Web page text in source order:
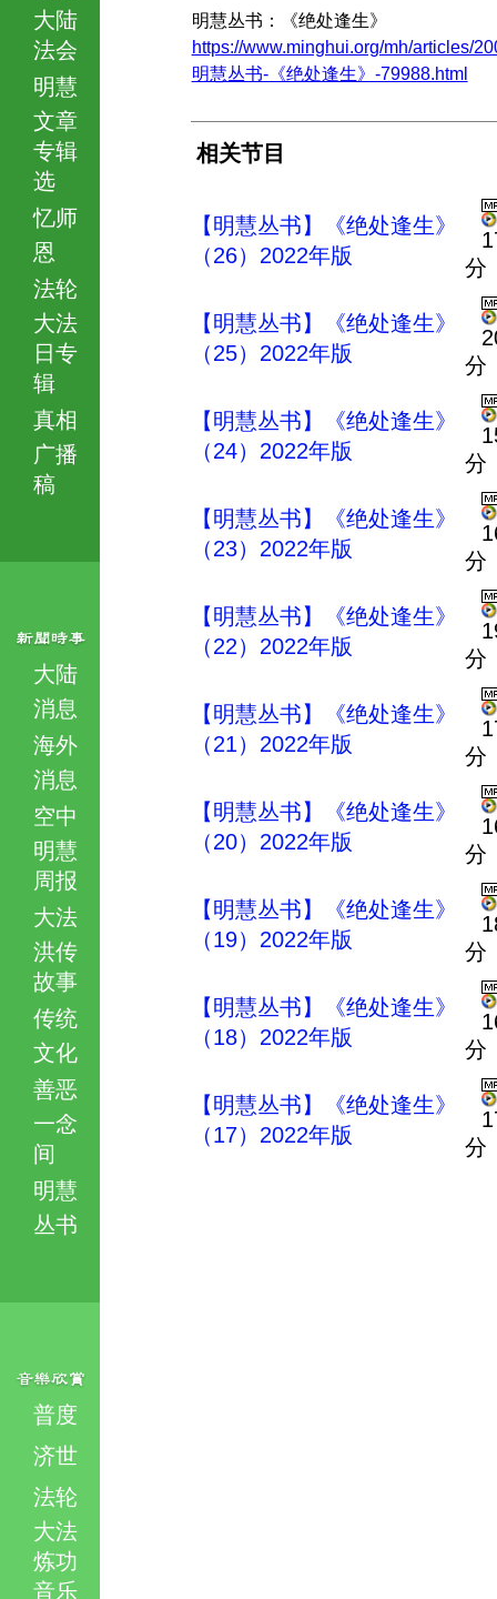
大陆
法会
明慧
文章
专辑
选
忆师
恩
法轮
大法
日专
辑
真相
广播
稿
大陆
消息
海外
消息
空中
明慧
周报
大法
洪传
故事
传统
文化
善恶
一念
间
明慧
丛书
普度
济世
法轮
大法
炼功
音乐
明慧丛书：《绝处逢生》
https://www.minghui.org/mh/articles/
明慧丛书-《绝处逢生》-79988.html
相关节目
【明慧丛书】《绝处逢生》
（26）2022年版
分
【明慧丛书】《绝处逢生》
（25）2022年版
分
【明慧丛书】《绝处逢生》
（24）2022年版
分
【明慧丛书】《绝处逢生》
（23）2022年版
分
【明慧丛书】《绝处逢生》
（22）2022年版
分
【明慧丛书】《绝处逢生》
（21）2022年版
分
【明慧丛书】《绝处逢生》
（20）2022年版
分
【明慧丛书】《绝处逢生》
（19）2022年版
分
【明慧丛书】《绝处逢生》
（18）2022年版
分
【明慧丛书】《绝处逢生》
（17）2022年版
分